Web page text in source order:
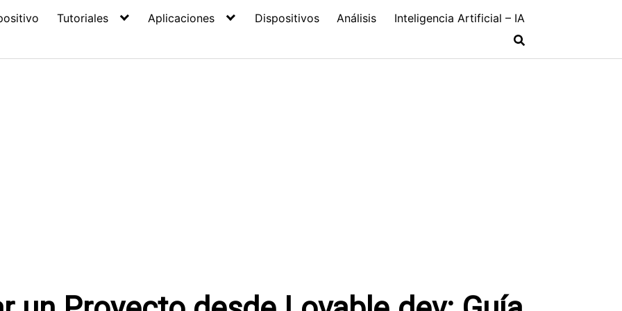
Tutoriales Aplicaciones Dispositivos Análisis Inteligencia Artificial – IA